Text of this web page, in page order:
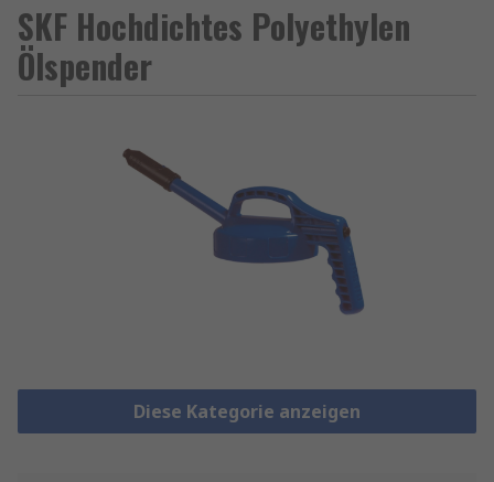
SKF Hochdichtes Polyethylen
Ölspender
Diese Kategorie anzeigen